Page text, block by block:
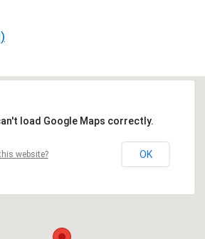
load Google Maps correctly.
website? OK